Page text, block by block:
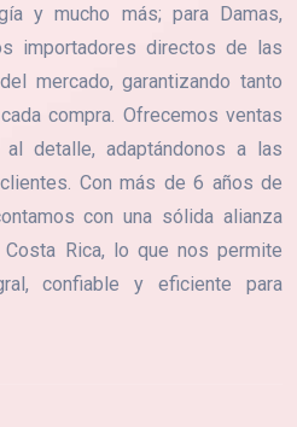
y mucho más; para Damas,
importadores directos de las
mercado, garantizando tanto
compra. Ofrecemos ventas
detalle, adaptándonos a las
Con más de 6 años de
con una sólida alianza
Rica, lo que nos permite
confiable y eficiente para